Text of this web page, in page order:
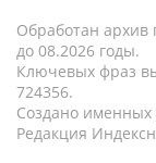
Обработан архив
до 08.2026 годы.
Ключевых фраз
724356.
Создано именных
Редакция